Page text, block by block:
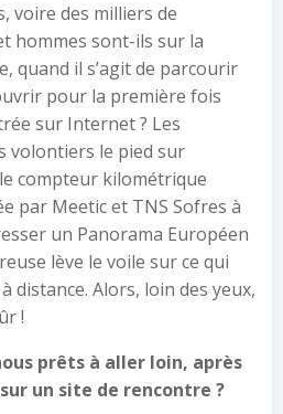
voire des milliers de
hommes sont-ils sur la
quand il s’agit de parcourir
pour la première fois
sur Internet ? Les
volontiers le pied sur
compteur kilométrique
par Meetic et TNS Sofres à
un Panorama Européen
lève le voile sur ce qui
distance. Alors, loin des yeux,
!
prêts à aller loin, après
un site de rencontre ?